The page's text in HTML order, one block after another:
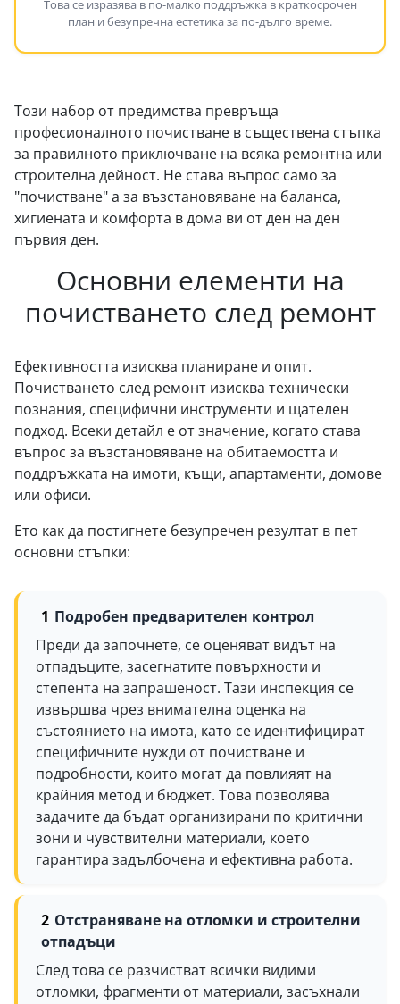
Това се изразява в по-малко поддръжка в краткосрочен
план и безупречна естетика за по-дълго време.
Този набор от предимства превръща
професионалното почистване в съществена стъпка
за правилното приключване на всяка ремонтна или
строителна дейност. Не става въпрос само за
"почистване" а за възстановяване на баланса,
хигиената и комфорта в дома ви от ден на ден
първия ден.
Основни елементи на
почистването след ремонт
Ефективността изисква планиране и опит.
Почистването след ремонт изисква технически
познания, специфични инструменти и щателен
подход. Всеки детайл е от значение, когато става
въпрос за възстановяване на обитаемостта и
поддръжката на имоти, къщи, апартаменти, домове
или офиси.
Ето как да постигнете безупречен резултат в пет
основни стъпки:
Подробен предварителен контрол
Преди да започнете, се оценяват видът на
отпадъците, засегнатите повърхности и
степента на запрашеност. Тази инспекция се
извършва чрез внимателна оценка на
състоянието на имота, като се идентифицират
специфичните нужди от почистване и
подробности, които могат да повлияят на
крайния метод и бюджет. Това позволява
задачите да бъдат организирани по критични
зони и чувствителни материали, което
гарантира задълбочена и ефективна работа.
Отстраняване на отломки и строителни
отпадъци
След това се разчистват всички видими
отломки, фрагменти от материали, засъхнали